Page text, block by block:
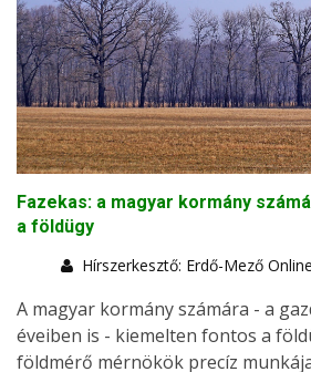
Fazekas: a magyar kormány
a földügy
Hírszerkesztő: Erdő-Mező Online
A magyar kormány számára - a
éveiben is - kiemelten fontos a
földmérő mérnökök precíz